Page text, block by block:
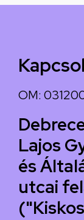
OM:
Lajos
és
utcai